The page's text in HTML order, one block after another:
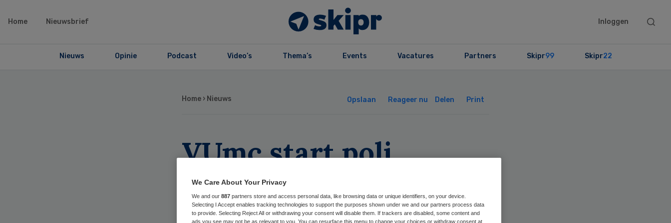
Home Nieuwsbrief Inloggen
Search
Nieuws Opinie Podcast Video’s Thema’s Events Vacatures Partners Skipr99 Skipr22
Home › Nieuws Opslaan Reageer nu Delen Print
VUmc start poli
anabole steroïden
We Care About Your Privacy
We and our 887 partners store and access personal data, like browsing data or unique identifiers, on your device.
Selecting I Accept enables tracking technologies to support the purposes shown under we and our partners process data
to provide. Selecting Reject All or withdrawing your consent will disable them. If trackers are disabled, some content and
ads you see may not be as relevant to you. You can resurface this menu to change your choices or withdraw consent at